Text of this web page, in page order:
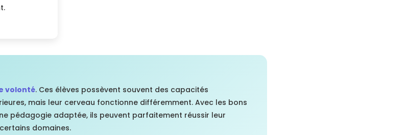
volonté. Ces élèves possèvent souvent des capacités
mais leur cerveau fonctionne différemment. Avec les bons
pédagogie adaptée, ils peuvent parfaitement réussir leur
domaines.